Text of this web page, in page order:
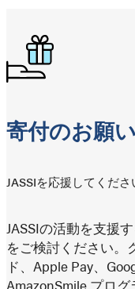
寄付のお願い
JASSIを応援してくださ
JASSIの活動を支援
をご検討ください。
ド、Apple Pay、
AmazonSmile プロ